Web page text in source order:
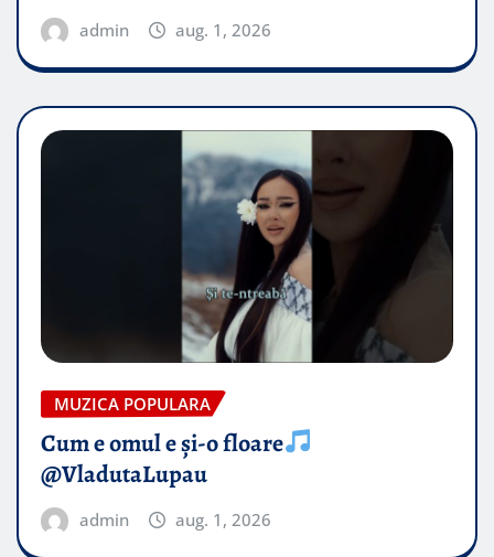
admin aug. 1, 2026
MUZICA POPULARA
Cum e omul e și-o floare
@VladutaLupau
admin aug. 1, 2026